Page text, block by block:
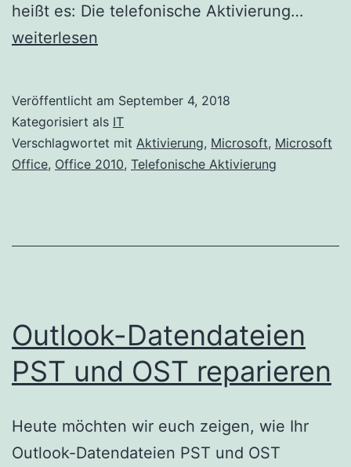
heißt es: Die telefonische Aktivierung…
2010
weiterlesen
Veröffentlicht am September 4, 2018
Kategorisiert als IT
Verschlagwortet mit Aktivierung, Microsoft, Microsoft
Office, Office 2010, Telefonische Aktivierung
Outlook-Datendateien
PST und OST reparieren
Heute möchten wir euch zeigen, wie Ihr
Outlook-Datendateien PST und OST